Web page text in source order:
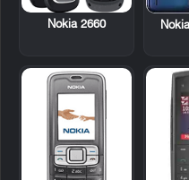
Nokia 2660